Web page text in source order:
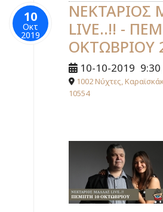
10
Οκτ
2019
ΝΕΚΤΑΡΙΟΣ
LIVΕ..!! -
ΟΚΤΩΒΡΙΟΥ
10-10-2019
1002 Νύχτες,
10554